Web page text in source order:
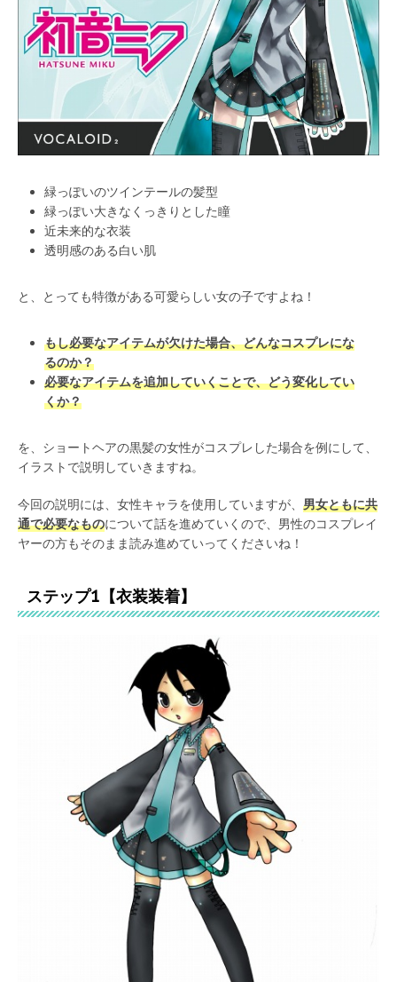
緑っぽいのツインテールの髪型
緑っぽい大きなくっきりとした瞳
近未来的な衣装
透明感のある白い肌
と、とっても特徴がある可愛らしい女の子ですよね！
もし必要なアイテムが欠けた場合、どんなコスプレにな
るのか？
必要なアイテムを追加していくことで、どう変化してい
くか？
を、ショートヘアの黒髪の女性がコスプレした場合を例にして、
イラストで説明していきますね。
今回の説明には、女性キャラを使用していますが、 男女ともに共
通で必要なものについて話を進めていくので、男性のコスプレイ
ヤーの方もそのまま読み進めていってくださいね！
ステップ1【衣装装着】